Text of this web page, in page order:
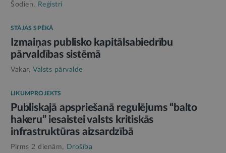
Šodien, Reģistri
STĀJAS SPĒKĀ
Izmaiņas publisko kapitālsabiedrību
pārvaldības sistēmā
Vakar, Valsts pārvalde
LIKUMPROJEKTS
Publiskajā apspriešanā regulējums “balto
hakeru” iesaistei valsts kritiskās
infrastruktūras aizsardzībā
Pirms 2 dienām, Drošība